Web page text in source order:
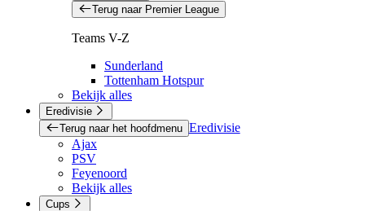
Terug naar Premier League
Teams V-Z
Sunderland
Tottenham Hotspur
Bekijk alles
Eredivisie
Terug naar het hoofdmenu Eredivisie
Ajax
PSV
Feyenoord
Bekijk alles
Cups